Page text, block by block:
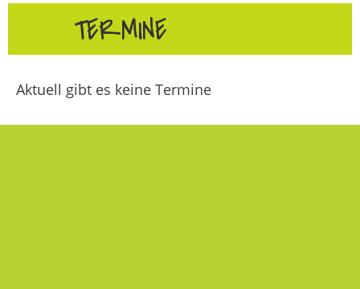
TERMINE
Aktuell gibt es keine Termine